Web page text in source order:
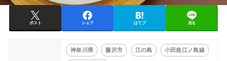
ポスト シェア はてブ 送る
神奈川県 藤沢市 江の島 小田急江ノ島線